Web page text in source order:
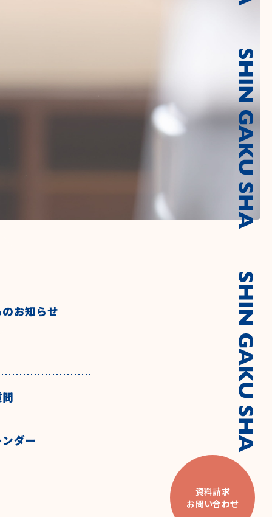
資料請求
お問い合わせ
お知らせ
ダー